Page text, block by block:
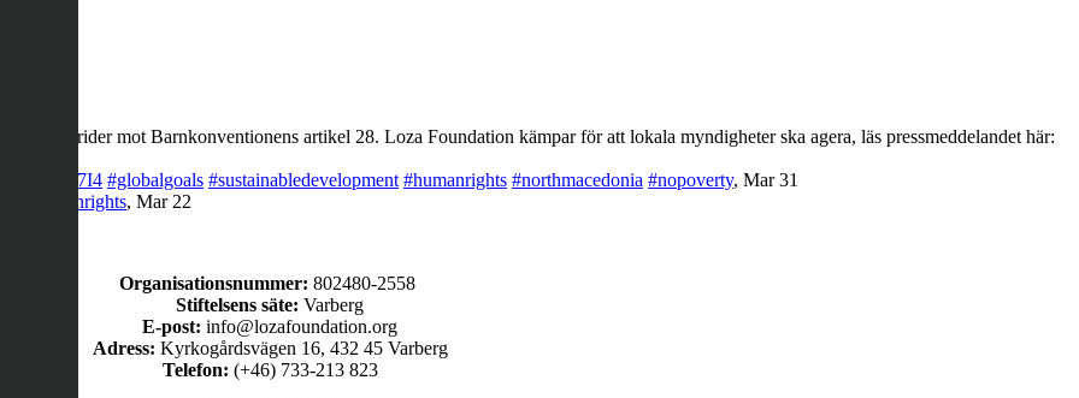
det strider mot Barnkonventionens artikel 28. Loza Foundation kämpar för att lokala myndigheter ska agera, läs pressmeddelandet här:
#globalgoals #sustainabledevelopment #humanrights #northmacedonia #nopoverty, Mar 31
#humanrights, Mar 22
Organisationsnummer: 802480-2558
Stiftelsens säte: Varberg
E-post: info@lozafoundation.org
Adress: Kyrkogårdsvägen 16, 432 45 Varberg
Telefon: (+46) 733-213 823